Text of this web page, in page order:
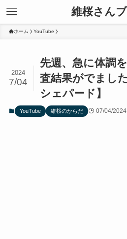
維桜さん
ホーム YouTube
先週、急に体調
査結果がでまし
シェパード】
2024
7/04
YouTube 維桜のからだ 07/04/2024